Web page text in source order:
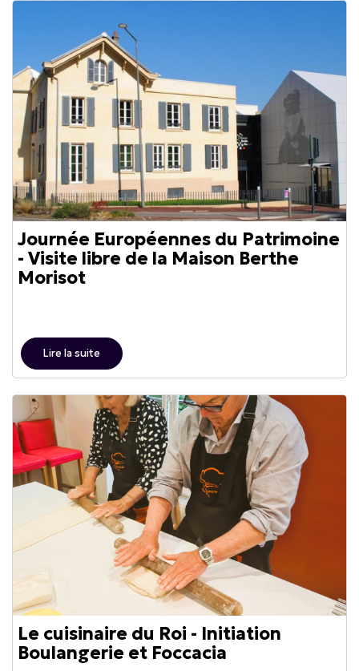
Journée Européennes du Patrimoine
- Visite libre de la Maison Berthe
Morisot
Lire la suite
Le cuisinaire du Roi - Initiation
Boulangerie et Foccacia